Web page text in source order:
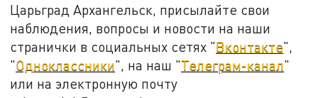
Царьград Архангельск, присылайте свои
наблюдения, вопросы и новости на наши
странички в социальных сетях "Вконтакте",
"Одноклассники", на наш "Телеграм-канал"
или на электронную почту